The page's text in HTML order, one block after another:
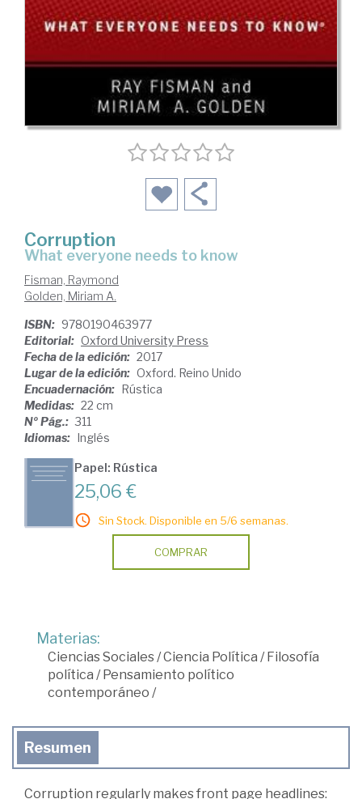
Corruption
what everyone needs to know
Fisman, Raymond
Golden, Miriam A.
ISBN: 9780190463977
Editorial: Oxford University Press
Fecha de la edición: 2017
Lugar de la edición: Oxford. Reino Unido
Encuadernación: Rústica
Medidas: 22 cm
Nº Pág.: 311
Idiomas: Inglés
Papel: Rústica
25,06 €
Sin Stock. Disponible en 5/6 semanas.
COMPRAR
Materias:
Ciencias Sociales/Ciencia Política / Filosofía
política / Pensamiento político
contemporáneo /
Resumen
Corruption regularly makes front page headlines: